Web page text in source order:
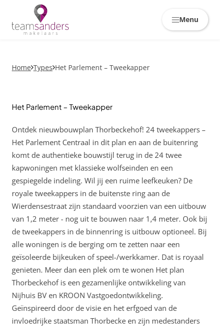
Menu
Home Types Het Parlement – Tweekapper
Het Parlement – Tweekapper
Ontdek nieuwbouwplan Thorbeckehof! 24 tweekappers –
Het Parlement Centraal in dit plan en aan de buitenring
komt de authentieke bouwstijl terug in de 24 twee
kapwoningen met klassieke wolfseinden en een
gespiegelde indeling. Wil jij een ruime leefkeuken? De
royale tweekappers in de buitenste ring aan de
Wierdensestraat zijn standaard voorzien van een uitbouw
van 1,2 meter - nog uit te bouwen naar 1,4 meter. Ook bij
de tweekappers in de binnenring is uitbouw optioneel. Bij
alle woningen is de berging om te zetten naar een
geïsoleerde bijkeuken of speel-/werkkamer. Dat is royaal
genieten. Meer dan een plek om te wonen Het plan
Thorbeckehof is een gezamenlijke ontwikkeling van
Nijhuis BV en KROON Vastgoedontwikkeling.
Geïnspireerd door de visie en het erfgoed van de
invloedrijke staatsman Thorbecke en zijn medestanders